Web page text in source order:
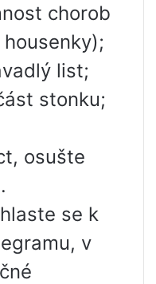
chorob
list;
stonku;
osušte
se k
v